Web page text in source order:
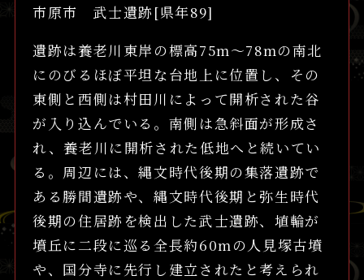
市原市 武士遺跡[県年89]
遺跡は養老川東岸の標高75m～78mの南北
にのびるほぼ平坦な台地上に位置し、その
東側と西側は村田川によって開析された谷
が入り込んでいる。南側は急斜面が形成さ
れ、養老川に開析された低地へと続いてい
る。周辺には、縄文時代後期の集落遺跡で
ある勝間遺跡や、縄文時代後期と弥生時代
後期の住居跡を検出した武士遺跡、埴輪が
墳丘に二段に巡る全長約60mの人見塚古墳
や、国分寺に先行し建立されたと考えられ